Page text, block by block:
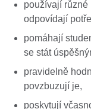
používají různé
odpovídají
pomáhají
se stát
pravidelně
povzbuzují je,
poskytují